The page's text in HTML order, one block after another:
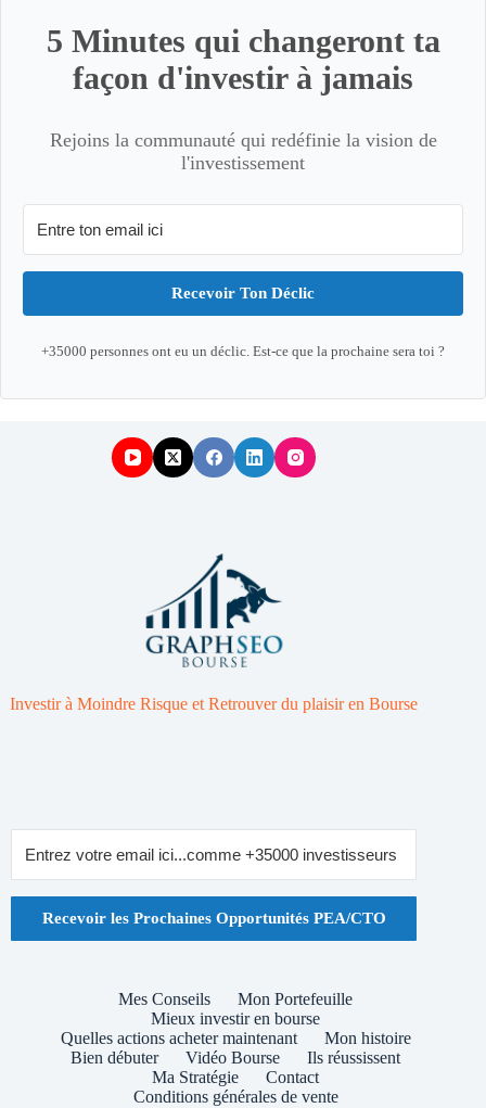
5 Minutes qui changeront ta
façon d'investir à jamais
Rejoins la communauté qui redéfinie la vision de
l'investissement
Recevoir Ton Déclic
+35000 personnes ont eu un déclic. Est-ce que la prochaine sera toi ?
Investir à Moindre Risque et Retrouver du plaisir en Bourse
Recevoir les Prochaines Opportunités PEA/CTO
Mes Conseils
Mon Portefeuille
Mieux investir en bourse
Quelles actions acheter maintenant
Mon histoire
Bien débuter
Vidéo Bourse
Ils réussissent
Ma Stratégie
Contact
Conditions générales de vente